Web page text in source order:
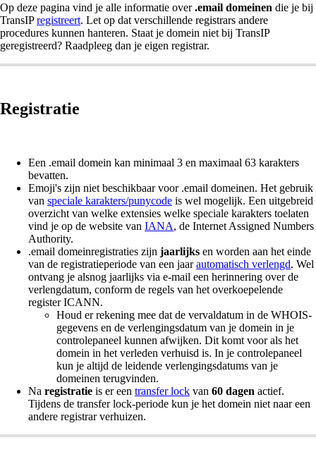
Op deze pagina vind je alle informatie over.email domeinen die je bij
TransIPregistreert. Let op dat verschillende registrars andere
procedures kunnen hanteren. Staat je domein niet bij TransIP
geregistreerd? Raadpleeg dan je eigen registrar.
Registratie
Een .email domein kan minimaal 3 en maximaal 63 karakters
bevatten.
Emoji's zijn niet beschikbaar voor .email domeinen. Het gebruik
van speciale karakters/punycode is wel mogelijk. Een uitgebreid
overzicht van welke extensies welke speciale karakters toelaten
vind je op de website van IANA, de Internet Assigned Numbers
Authority.
.email domeinregistraties zijn jaarlijks en worden aan het einde
van de registratieperiode van een jaarautomatisch verlengd. Wel
ontvang je alsnog jaarlijks via e-mail een herinnering over de
verlengdatum, conform de regels van het overkoepelende
register ICANN.
Houd er rekening mee dat de vervaldatum in de WHOIS-
gegevens en de verlengingsdatum van je domein in je
controlepaneel kunnen afwijken. Dit komt voor als het
domein in het verleden verhuisd is. In je controlepaneel
kun je altijd de leidende verlengingsdatums van je
domeinen terugvinden.
Na registratie is er een transfer lock van 60 dagen actief.
Tijdens de transfer lock-periode kun je het domein niet naar een
andere registrar verhuizen.